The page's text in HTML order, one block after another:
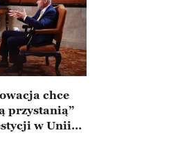
chce
przystanią”
w Unii